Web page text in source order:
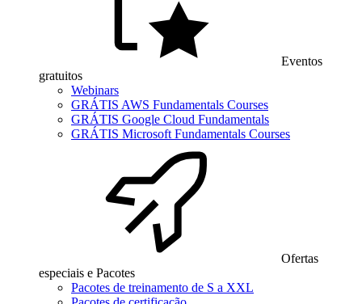
Eventos
gratuitos
Webinars
GRÁTIS AWS Fundamentals Courses
GRÁTIS Google Cloud Fundamentals
GRÁTIS Microsoft Fundamentals Courses
Ofertas
especiais e Pacotes
Pacotes de treinamento de S a XXL